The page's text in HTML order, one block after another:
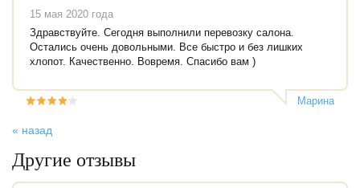
15 мая 2020 года
Здравствуйте. Сегодня выполнили перевозку салона.
Остались очень довольными. Все быстро и без лишких
хлопот. Качественно. Вовремя. Спасибо вам )
Марина
« назад
Другие отзывы